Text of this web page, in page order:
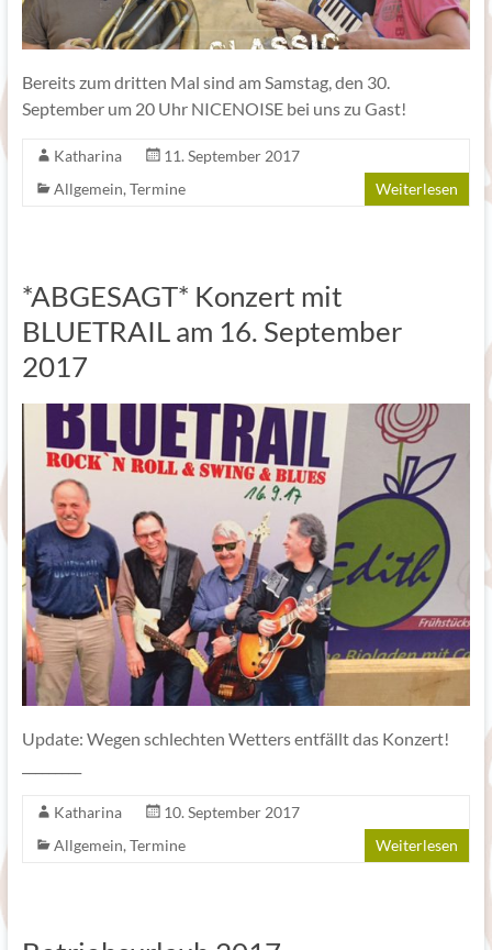
Bereits zum dritten Mal sind am Samstag, den 30.
September um 20 Uhr NICENOISE bei uns zu Gast!
Katharina
11. September 2017
Allgemein, Termine Weiterlesen
*ABGESAGT* Konzert mit
BLUETRAIL am 16. September
2017
Update: Wegen schlechten Wetters entfällt das Konzert!
Katharina
10. September 2017
Allgemein, Termine Weiterlesen